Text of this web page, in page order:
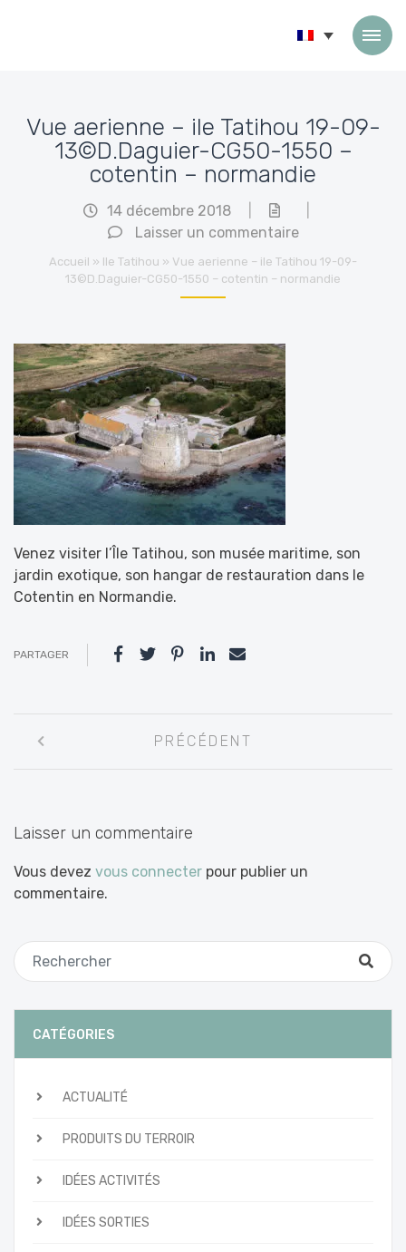
Vue aerienne – ile Tatihou 19-09-
13©D.Daguier-CG50-1550 –
cotentin – normandie
14 décembre 2018
Laisser un commentaire
Accueil » Ile Tatihou » Vue aerienne – ile Tatihou 19-09-
13©D.Daguier-CG50-1550 – cotentin – normandie
Venez visiter l’Île Tatihou, son musée maritime, son
jardin exotique, son hangar de restauration dans le
Cotentin en Normandie.
PARTAGER
entre
PRÉCÉDENT
Laisser un commentaire
Vous devez vous connecter pour publier un
commentaire.
CATÉGORIES
ACTUALITÉ
PRODUITS DU TERROIR
IDÉES ACTIVITÉS
IDÉES SORTIES